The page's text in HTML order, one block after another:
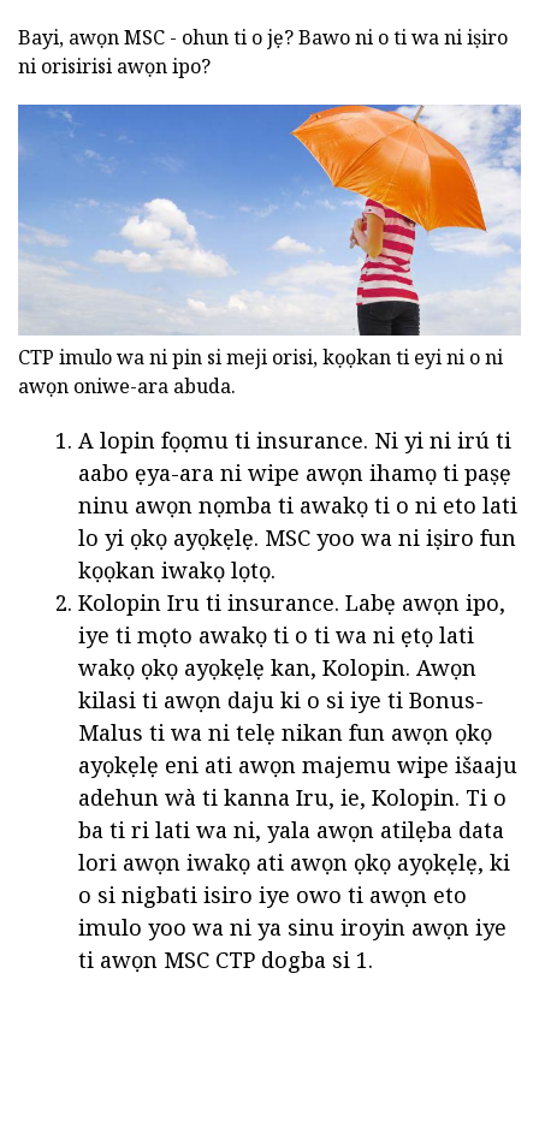
Bayi, awọn MSC - ohun ti o jẹ? Bawo ni o ti wa ni iṣiro
ni orisirisi awọn ipo?
CTP imulo wa ni pin si meji orisi, kọọkan ti eyi ni o ni
awọn oniwe-ara abuda.
A lopin fọọmu ti insurance. Ni yi ni irú ti
aabo ẹya-ara ni wipe awọn ihamọ ti paṣẹ
ninu awọn nọmba ti awakọ ti o ni eto lati
lo yi ọkọ ayọkẹlẹ. MSC yoo wa ni iṣiro fun
kọọkan iwakọ lọtọ.
Kolopin Iru ti insurance. Labẹ awọn ipo,
iye ti mọto awakọ ti o ti wa ni ẹtọ lati
wakọ ọkọ ayọkẹlẹ kan, Kolopin. Awọn
kilasi ti awọn daju ki o si iye ti Bonus-
Malus ti wa ni telẹ nikan fun awọn ọkọ
ayọkẹlẹ eni ati awọn majemu wipe išaaju
adehun wà ti kanna Iru, ie, Kolopin. Ti o
ba ti ri lati wa ni, yala awọn atilẹba data
lori awọn iwakọ ati awọn ọkọ ayọkẹlẹ, ki
o si nigbati isiro iye owo ti awọn eto
imulo yoo wa ni ya sinu iroyin awọn iye
ti awọn MSC CTP dogba si 1.